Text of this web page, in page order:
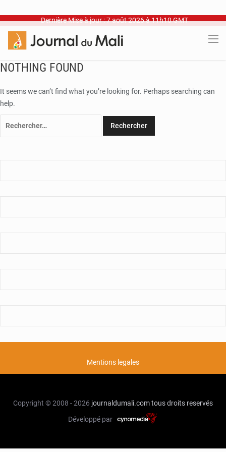
Dernière Mise à jour : 7 août 2026 à 11h10 GMT
NOTHING FOUND
It seems we can’t find what you’re looking for. Perhaps searching can
help.
Mentions legales
Copyright © 2008 - 2026 journaldumali.comtous droits reservés
Développé par